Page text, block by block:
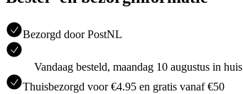
Bezorgd door PostNL
Vandaag besteld, maandag 10 augustus in huis
Thuisbezorgd voor €4.95 en gratis vanaf €50